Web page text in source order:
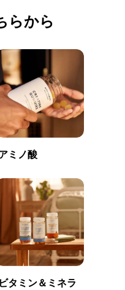
らから
ミノ酸
ビタミン＆ミネラ